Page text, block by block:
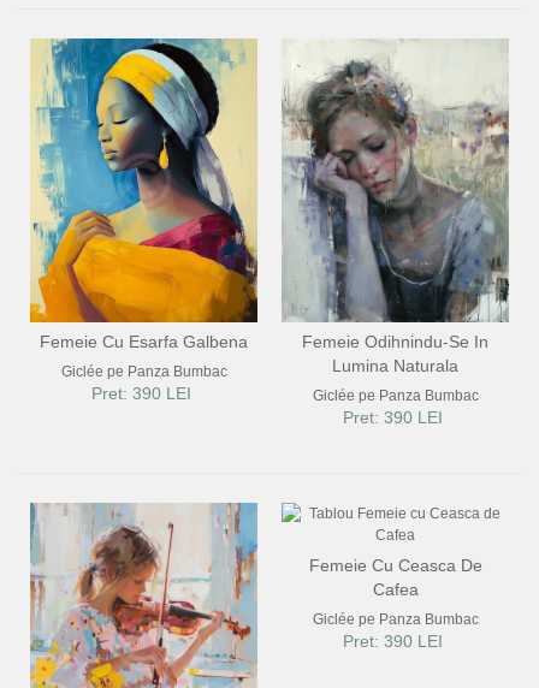
Femeie Cu Esarfa Galbena
Giclée pe Panza Bumbac
Pret: 390 LEI
Femeie Odihnindu-Se In
Lumina Naturala
Giclée pe Panza Bumbac
Pret: 390 LEI
Femeie Cu Ceasca De
Cafea
Giclée pe Panza Bumbac
Pret: 390 LEI